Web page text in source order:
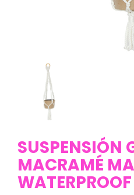
SUSPENSIÓN
MACRAMÉ
WATERPROOF